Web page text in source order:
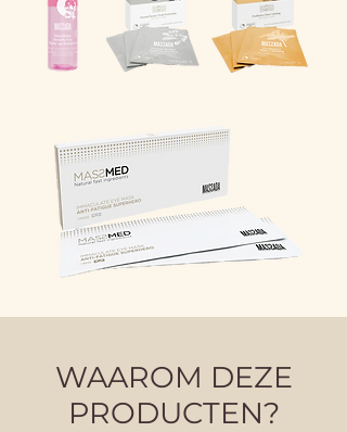
WAAROM DEZE
PRODUCTEN?